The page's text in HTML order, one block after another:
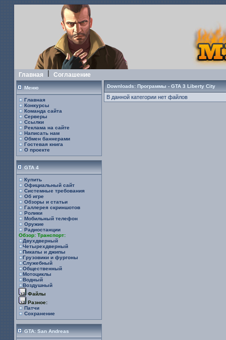
Главная Соглашение
Меню
Главная
Конкурсы
Команда сайта
Серверы
Ссылки
Реклама на сайте
Написать нам
Обмен баннерами
Гостевая книга
О проекте
GTA 4
Купить
Официальный сайт
Системные требования
Об игре
Обзоры и статьи
Галлерея скриншотов
Ролики
Мобильный телефон
Оружие
Радиостанции
Обзор: Транспорт:
Двухдверный
Четырехдверный
Пикапы и джипы
Грузовики и фургоны
Служебный
Общественный
Мотоциклы
Водный
Воздушный
Файлы
Разное:
Патчи
Сохранение
GTA: San Andreas
Downloads: Программы - GTA 3 Liberty City
В данной категории нет файлов